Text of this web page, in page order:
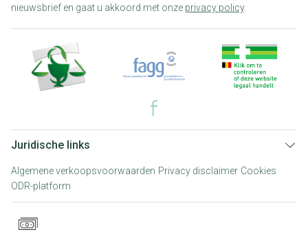
nieuwsbrief en gaat u akkoord met onze privacy policy.
Juridische links
Algemene verkoopsvoorwaarden Privacy disclaimer Cookies
ODR-platform